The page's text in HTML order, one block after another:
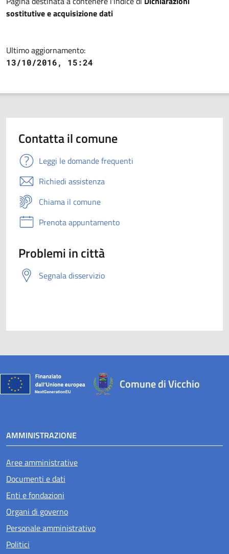
sostitutive e acquisizione dati
Ultimo aggiornamento:
13/10/2016, 15:24
Contatta il comune
Leggi le domande frequenti
Richiedi assistenza
Chiama il comune
Prenota appuntamento
Problemi in città
Segnala disservizio
Comune di Vicchio
AMMINISTRAZIONE
Aree amministrative
Documenti e dati
Enti e fondazioni
Organi di governo
Personale amministrativo
Politici